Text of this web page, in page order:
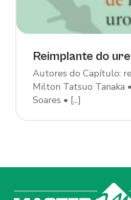
Reimplante do
Autores do Capítulo:
Milton Tatsuo Tanaka
Soares • [...]